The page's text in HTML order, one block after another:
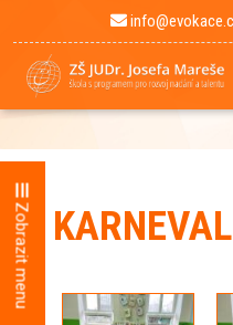
Zobrazit menu